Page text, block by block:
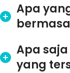
Apa
Apa
yang